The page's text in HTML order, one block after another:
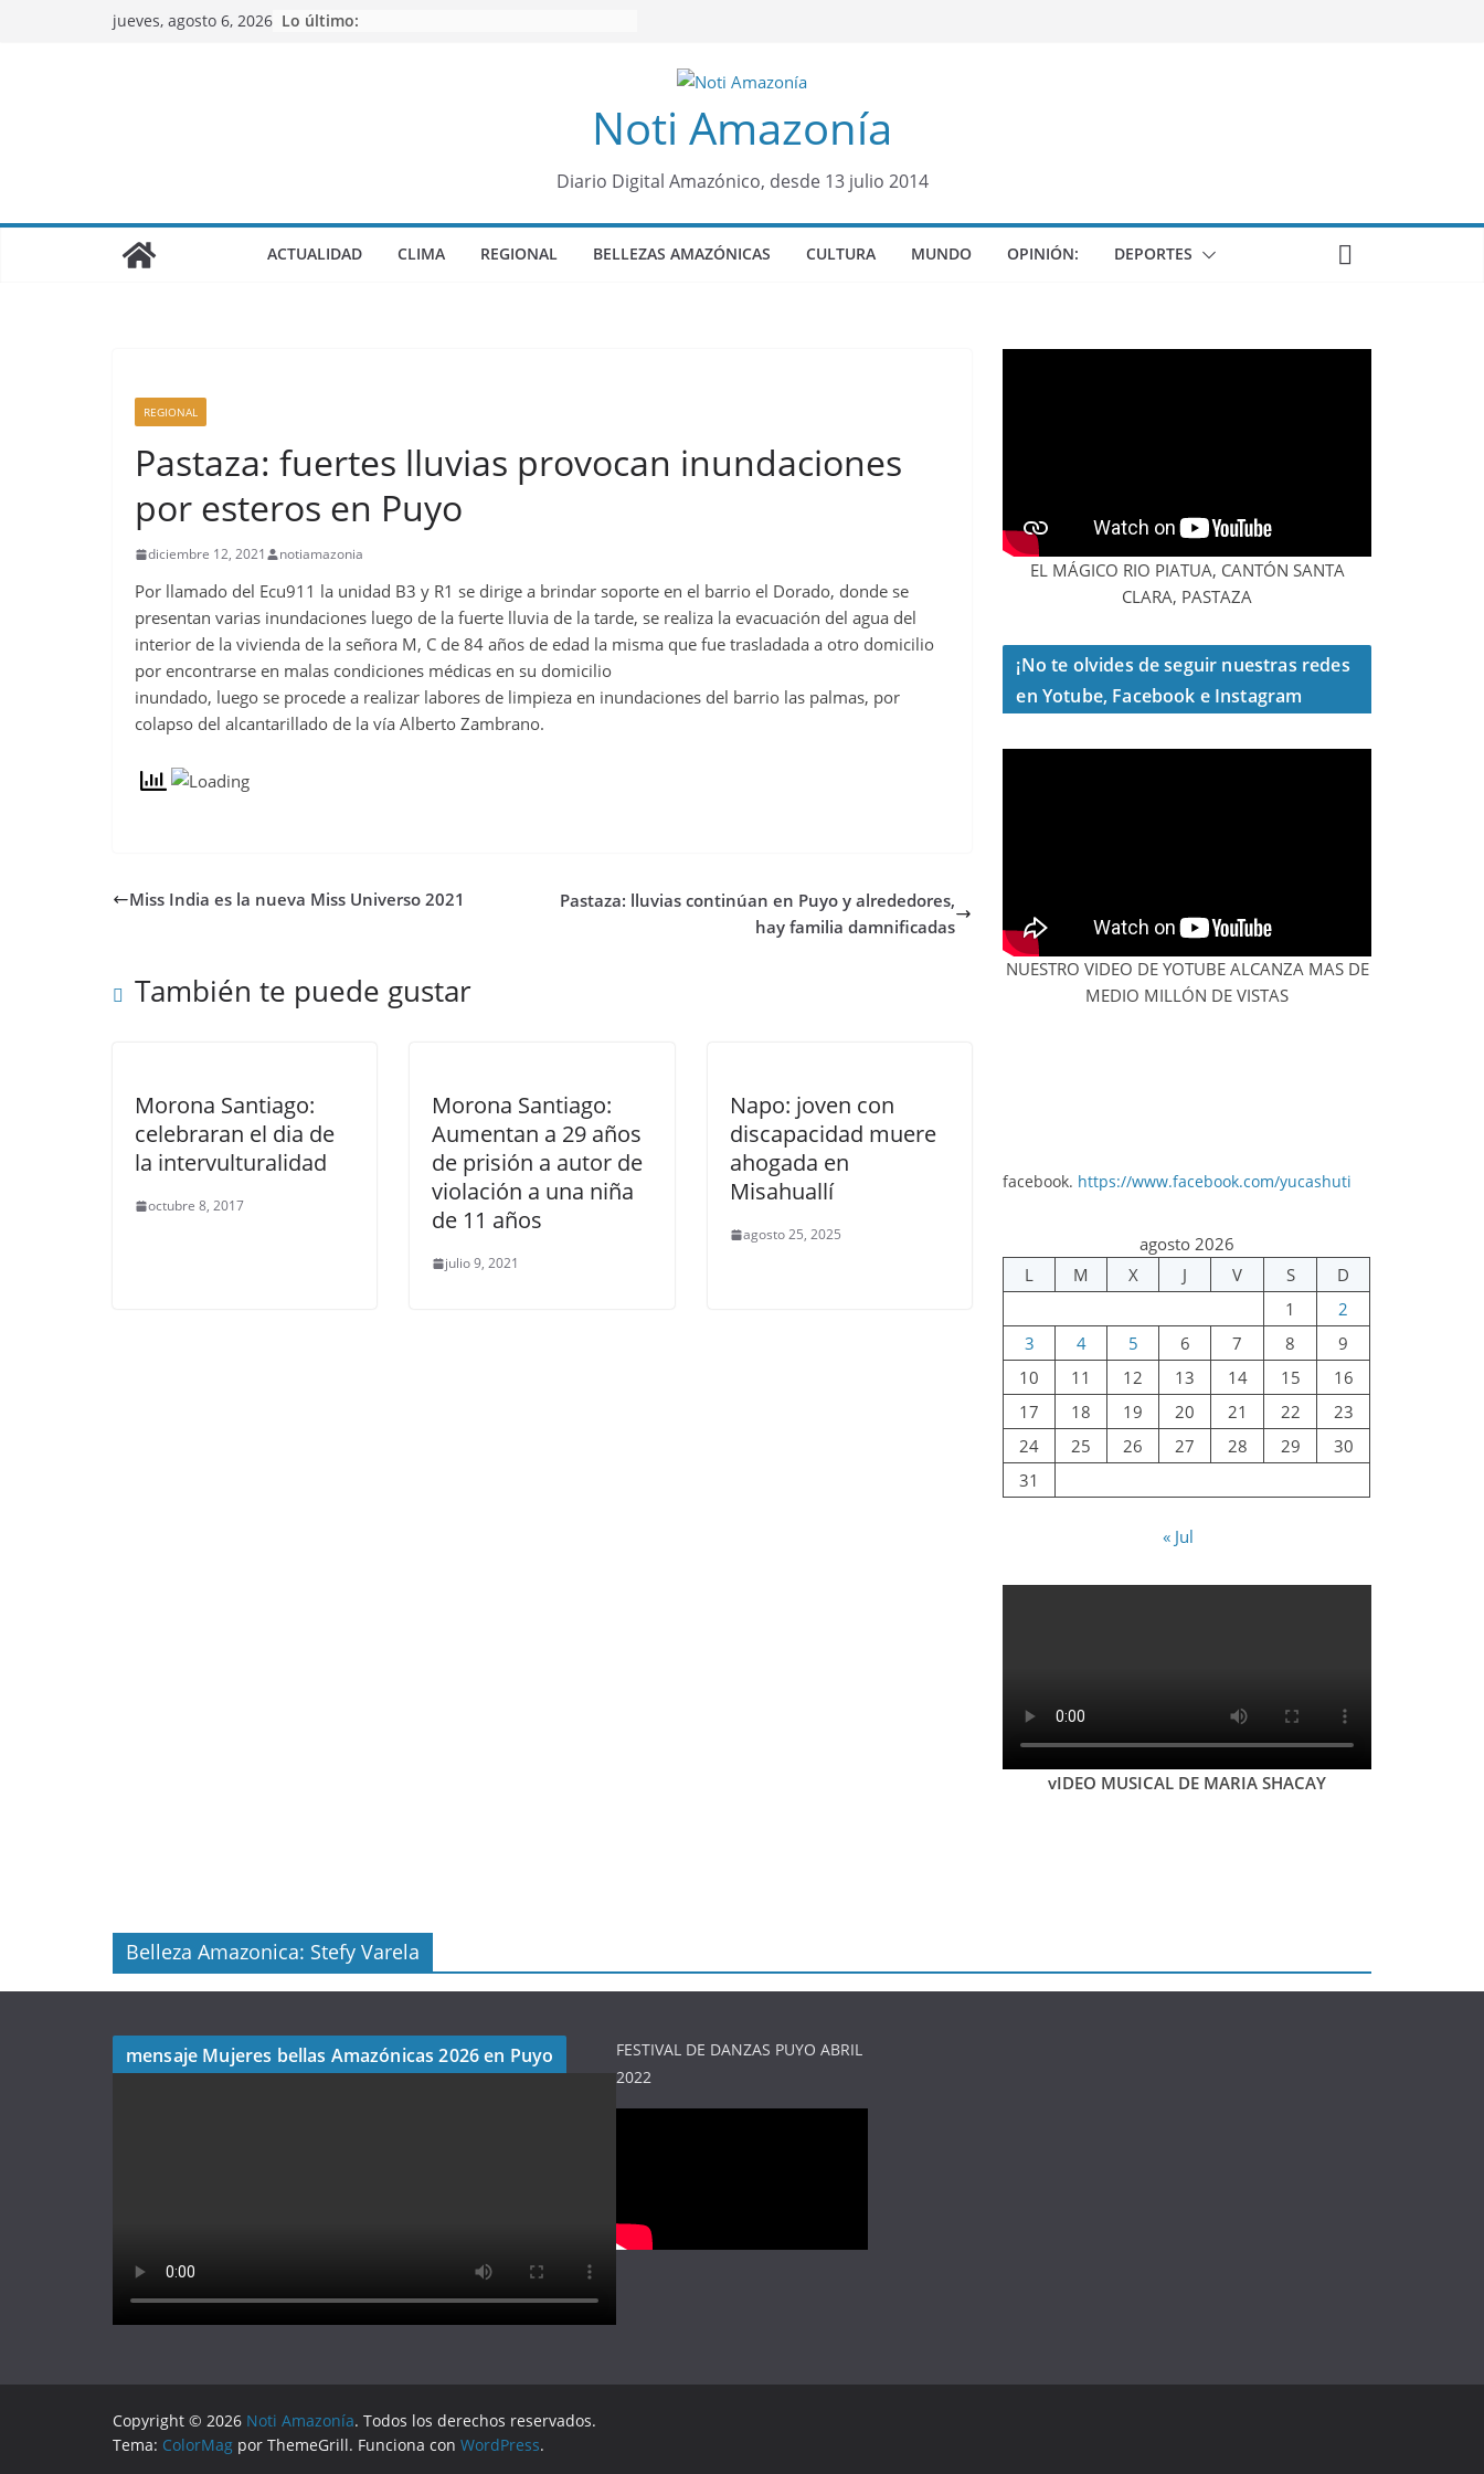
jueves, agosto 6, 2026 Lo último:
Noti Amazonía
Diario Digital Amazónico, desde 13 julio 2014
ACTUALIDAD CLIMA REGIONAL BELLEZAS AMAZÓNICAS CULTURA MUNDO OPINIÓN: DEPORTES
REGIONAL
Pastaza: fuertes lluvias provocan inundaciones
por esteros en Puyo
diciembre 12, 2021 notiamazonia
Por llamado del Ecu911 la unidad B3 y R1 se dirige a brindar soporte en el barrio el Dorado, donde se
presentan varias inundaciones luego de la fuerte lluvia de la tarde, se realiza la evacuación del agua del
interior de la vivienda de la señora M, C de 84 años de edad la misma que fue trasladada a otro domicilio
por encontrarse en malas condiciones médicas en su domicilio
inundado, luego se procede a realizar labores de limpieza en inundaciones del barrio las palmas, por
colapso del alcantarillado de la vía Alberto Zambrano.
Miss India es la nueva Miss Universo 2021
Pastaza: lluvias continúan en Puyo y alrededores,
hay familia damnificadas
También te puede gustar
Morona Santiago:
celebraran el dia de
la intervulturalidad
octubre 8, 2017
Morona Santiago:
Aumentan a 29 años
de prisión a autor de
violación a una niña
de 11 años
julio 9, 2021
Napo: joven con
discapacidad muere
ahogada en
Misahuallí
agosto 25, 2025
EL MÁGICO RIO PIATUA, CANTÓN SANTA
CLARA, PASTAZA
¡No te olvides de seguir nuestras redes
en Yotube, Facebook e Instagram
NUESTRO VIDEO DE YOTUBE ALCANZA MAS DE
MEDIO MILLÓN DE VISTAS
facebook. https://www.facebook.com/yucashuti
agosto 2026
L
M X J V S
D
1
2
3
4 5 6 7 8
9
10
11 12 13 14 15
16
17
18 19 20 21 22
23
24
25 26 27 28 29
30
31
« Jul
vIDEO MUSICAL DE MARIA SHACAY
Belleza Amazonica: Stefy Varela
mensaje Mujeres bellas Amazónicas 2026 en Puyo
FESTIVAL DE DANZAS PUYO ABRIL
2022
Copyright © 2026 Noti Amazonía. Todos los derechos reservados.
Tema: ColorMag por ThemeGrill. Funciona con WordPress.